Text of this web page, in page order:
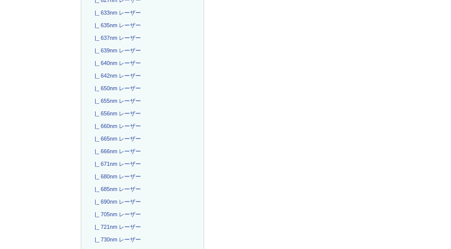
|_ 633nm レーザー
|_ 635nm レーザー
|_ 637nm レーザー
|_ 639nm レーザー
|_ 640nm レーザー
|_ 642nm レーザー
|_ 650nm レーザー
|_ 655nm レーザー
|_ 656nm レーザー
|_ 660nm レーザー
|_ 665nm レーザー
|_ 666nm レーザー
|_ 671nm レーザー
|_ 680nm レーザー
|_ 685nm レーザー
|_ 690nm レーザー
|_ 705nm レーザー
|_ 721nm レーザー
|_ 730nm レーザー